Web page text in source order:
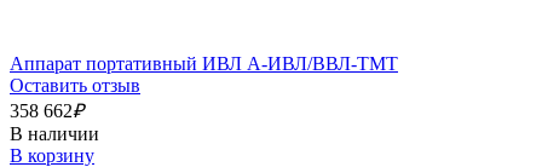
Аппарат портативный ИВЛ А-ИВЛ/ВВЛ-ТМТ
Оставить отзыв
358 662₽
В наличии
В корзину